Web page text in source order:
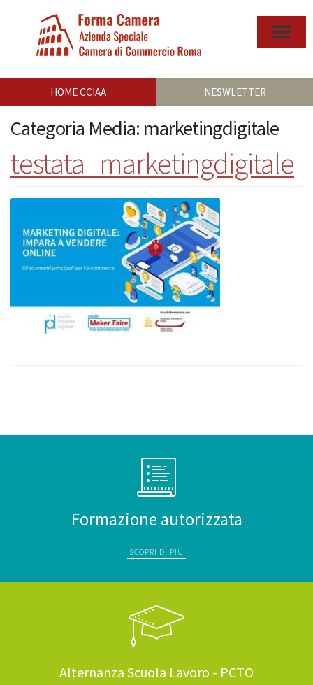
HOME CCIAA NESWLETTER
Categoria Media: marketingdigitale
testata_marketingdigitale
Formazione autorizzata
SCOPRI DI PIÙ
Alternanza Scuola Lavoro - PCTO